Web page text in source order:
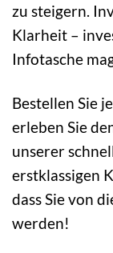
zu steigern.
Klarheit –
Infotasche
Bestellen Sie
erleben Sie
unserer
erstklassigen
dass Sie von
werden!